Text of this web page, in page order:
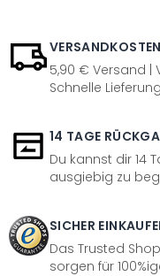
VERSANDKOSTEN
5,90 € Versand |
Schnelle Lieferung
14 TAGE
Du kannst dir 14
ausgiebig zu
SICHER
Das Trusted
sorgen für